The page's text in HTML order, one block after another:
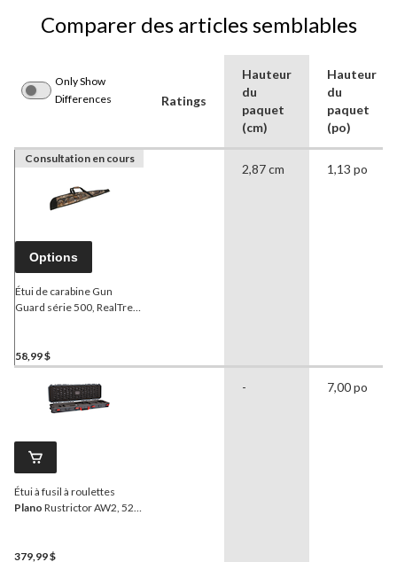
Comparer des articles semblables
Only Show
Differences
Ratings
Hauteur
du
paquet
(cm)
Hauteur
du
paquet
(po)
Consultation en cours
Options
Étui de carabine Gun
Guard série 500, RealTree,
58,99 $
2,87 cm 1,13 po
Étui à fusil à roulettes
Plano Rustrictor AW2, 52
379,99 $
- 7,00 po